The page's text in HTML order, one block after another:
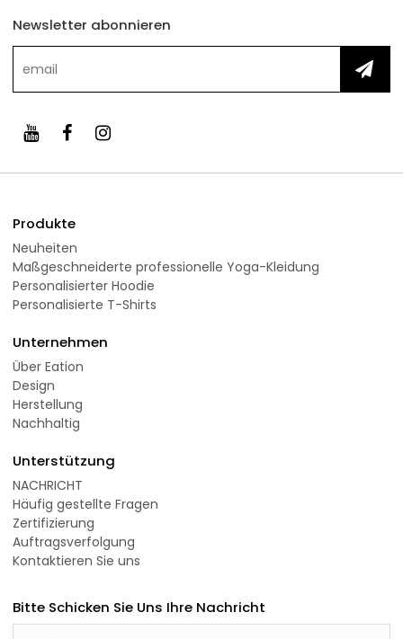
Newsletter abonnieren
Produkte
Neuheiten
Maßgeschneiderte professionelle Yoga-Kleidung
Personalisierter Hoodie
Personalisierte T-Shirts
Unternehmen
Über Eation
Design
Herstellung
Nachhaltig
Unterstützung
NACHRICHT
Häufig gestellte Fragen
Zertifizierung
Auftragsverfolgung
Kontaktieren Sie uns
Bitte Schicken Sie Uns Ihre Nachricht